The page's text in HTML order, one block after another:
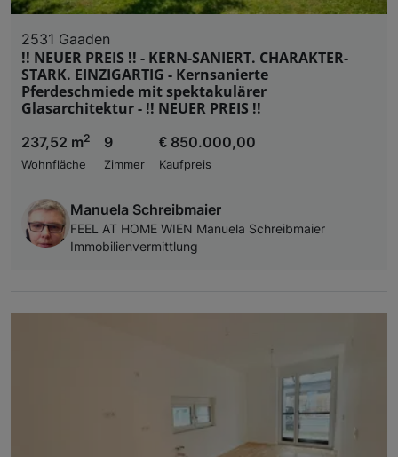
2531 Gaaden
!! NEUER PREIS !! - KERN-SANIERT. CHARAKTER-
STARK. EINZIGARTIG - Kernsanierte
Pferdeschmiede mit spektakulärer
Glasarchitektur - !! NEUER PREIS !!
237,52 m2
Wohnfläche
9
Zimmer
€ 850.000,00
Kaufpreis
Manuela Schreibmaier
FEEL AT HOME WIEN Manuela Schreibmaier
Immobilienvermittlung